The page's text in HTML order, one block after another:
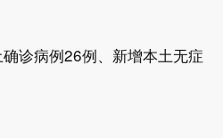
诊病例26例、新增本土无症